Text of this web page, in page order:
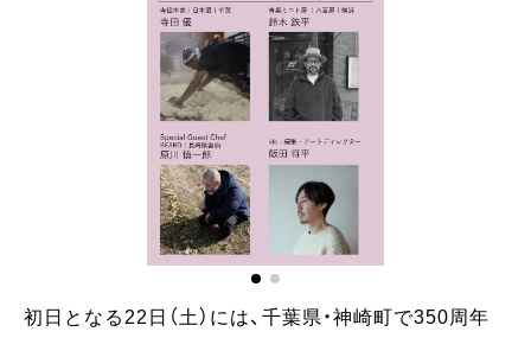
初日となる22日（土）には、千葉県・神崎町で350周年